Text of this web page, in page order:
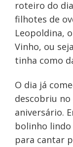
roteiro do
filhotes de
Leopoldina,
Vinho, ou
tinha como
O dia já
descobriu no
aniversário.
bolinho lindo
para cantar